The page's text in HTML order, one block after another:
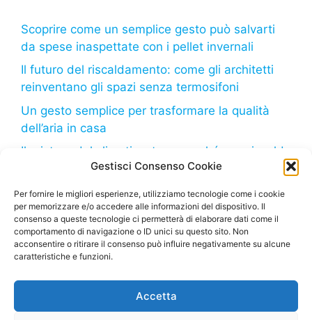
Gestisci Consenso Cookie
Per fornire le migliori esperienze, utilizziamo tecnologie come i cookie
per memorizzare e/o accedere alle informazioni del dispositivo. Il
consenso a queste tecnologie ci permetterà di elaborare dati come il
comportamento di navigazione o ID unici su questo sito. Non
acconsentire o ritirare il consenso può influire negativamente su alcune
caratteristiche e funzioni.
Accetta
Scoprire come un semplice gesto può salvarti
da spese inaspettate con i pellet invernali
Il futuro del riscaldamento: come gli architetti
reinventano gli spazi senza termosifoni
Un gesto semplice per trasformare la qualità
dell’aria in casa
Il mistero del climatizzatore: perché non riscalda
come dovrebbe?
Il freddo in arrivo: come il tuo frigorifero può
aiutarti a risparmiare sulla bolletta
proprietà della Marco Bruzzone S.R.L. – P. Iva